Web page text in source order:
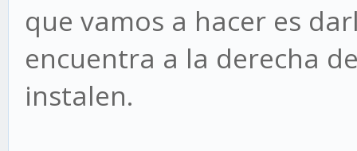
que vamos a hacer es
encuentra a la derecha
instalen.